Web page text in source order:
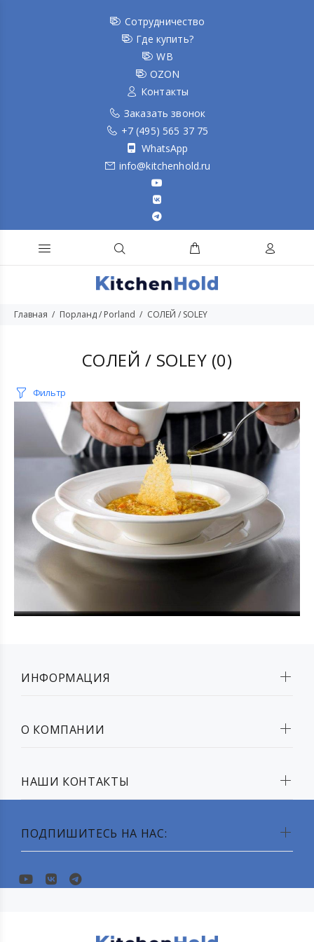
Сотрудничество
Где купить?
WB
OZON
Контакты
Заказать звонок
+7 (495) 565 37 75
WhatsApp
info@kitchenhold.ru
Главная Порланд / Porland СОЛЕЙ / SOLEY
СОЛЕЙ / SOLEY (0)
Фильтр
ПОДПИШИТЕСЬ НА НАС:
ИНФОРМАЦИЯ
О КОМПАНИИ
НАШИ КОНТАКТЫ